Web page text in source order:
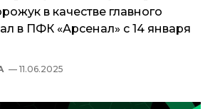
в качестве главного
в ПФК «Арсенал» с 14 января
— 11.06.2025